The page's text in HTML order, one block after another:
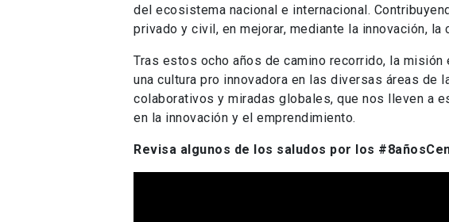
del ecosistema nacional e internacional.
privado y civil, en mejorar, mediante la innovación,
Tras estos ocho años de camino recorrido, la
una cultura pro innovadora en las diversas áreas de
colaborativos y miradas globales, que nos lleven a
en la innovación y el emprendimiento.
Revisa algunos de los saludos por los